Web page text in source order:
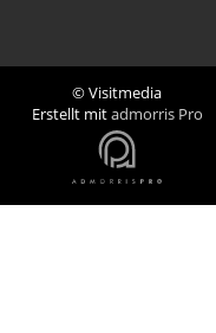
© Visitmedia
Erstellt mitadmorris Pro